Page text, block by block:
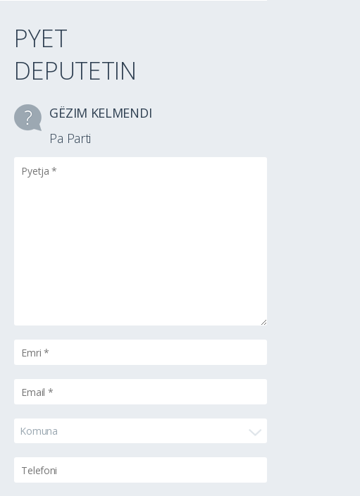
PYET
DEPUTETIN
GËZIM KELMENDI
Pa Parti
Komuna